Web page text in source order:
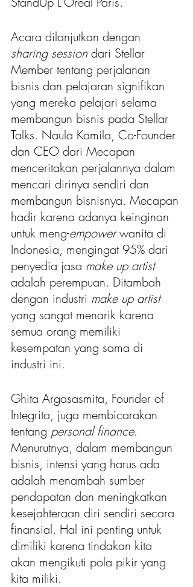
Acara dilanjutkan dengan
sharing session dari Stellar
Member tentang perjalanan
bisnis dan pelajaran signifikan
yang mereka pelajari selama
membangun bisnis pada Stellar
Talks. Naula Kamila, Co-Founder
dan CEO dari Mecapan
menceritakan perjalannya dalam
mencari dirinya sendiri dan
membangun bisnisnya. Mecapan
hadir karena adanya keinginan
untuk meng-empower wanita di
Indonesia, mengingat 95% dari
penyedia jasa make up artist
adalah perempuan. Ditambah
dengan industri make up artist
yang sangat menarik karena
semua orang memiliki
kesempatan yang sama di
industri ini.
Ghita Argasasmita, Founder of
Integrita, juga membicarakan
tentang personal finance.
Menurutnya, dalam membangun
bisnis, intensi yang harus ada
adalah menambah sumber
pendapatan dan meningkatkan
kesejahteraan diri sendiri secara
finansial. Hal ini penting untuk
dimiliki karena tindakan kita
akan mengikuti pola pikir yang
kita miliki.